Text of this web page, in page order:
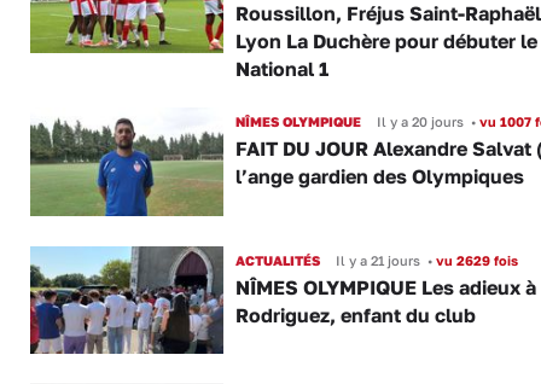
Roussillon, Fréjus Saint-
Lyon La Duchère pour débuter le
National 1
NÎMES OLYMPIQUE Il y a 20 jours •vu 1007
FAIT DU JOUR Alexandre Salvat
l’ange gardien des Olympiques
ACTUALITÉS Il y a 21 jours •vu 2629 fois
NÎMES OLYMPIQUE Les adieux à
Rodriguez, enfant du club